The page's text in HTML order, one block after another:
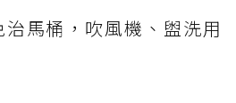
馬桶，吹風機、盥洗用